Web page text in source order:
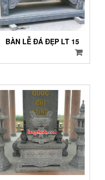
BÀN LỄ ĐÁ ĐẸP LT 15